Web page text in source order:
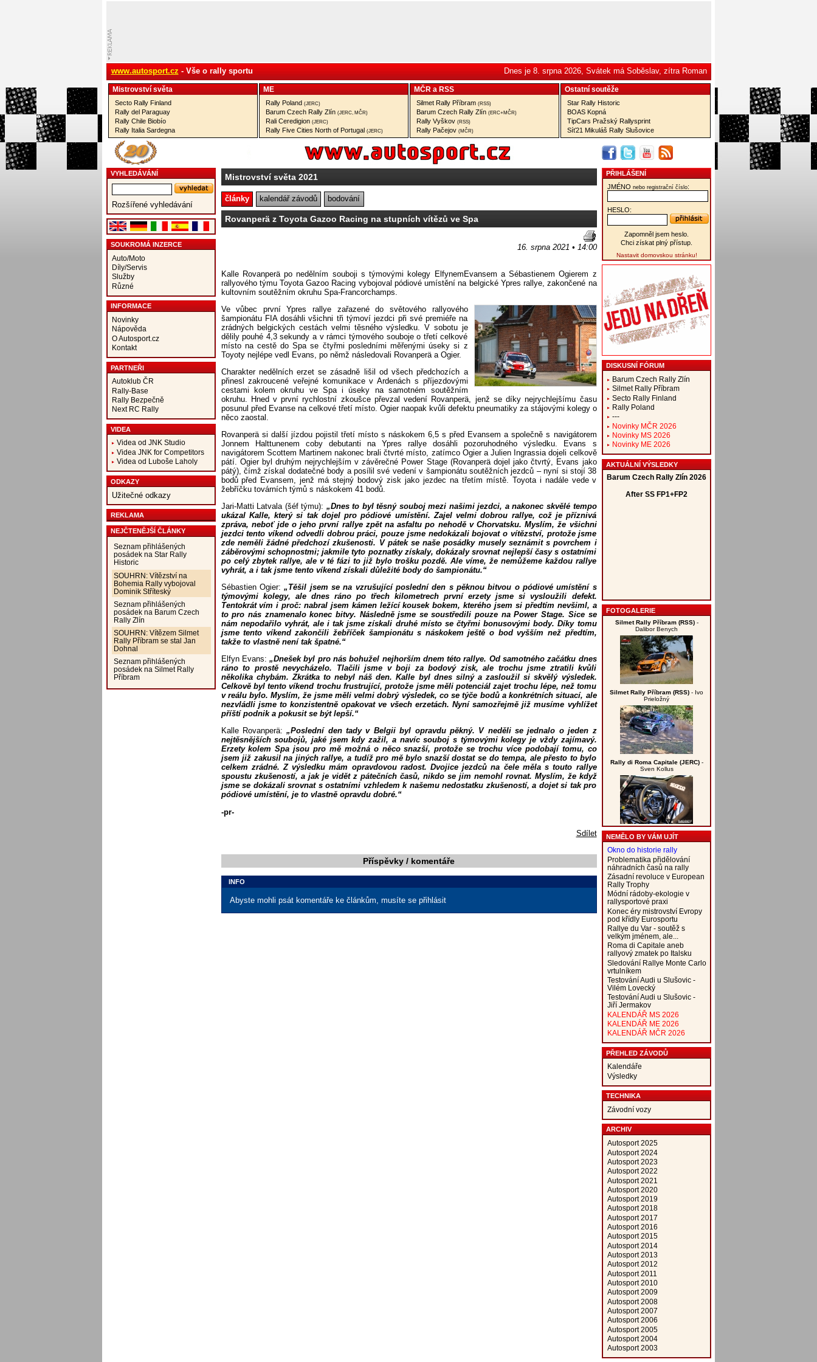
www.autosport.cz - Vše o rally sportu Dnes je 8. srpna 2026, Svátek má Soběslav, zítra Roman
Mistrovství­ světa
Secto Rally Finland
Rally del Paraguay
Rally Chile Biobío
Rally Italia Sardegna
ME
Rally Poland (JERC)
Barum Czech Rally Zlín (JERC, MČR)
Rali Ceredigion (JERC)
Rally Five Cities North of Portugal (JERC)
MČR a RSS
Silmet Rally Příbram (RSS)
Barum Czech Rally Zlín (ERC+MČR)
Rally Vyškov (RSS)
Rally Pačejov (MČR)
Ostatní­ soutěže
Star Rally Historic
BOAS Kopná
TipCars Pražský Rallysprint
Síť21 Mikuláš Rally Slušovice
VYHLEDÁVÁNÍ
Rozšířené vyhledávání
SOUKROMÁ INZERCE
Auto/Moto
Díly/Servis
Služby
Různé
INFORMACE
Novinky
Nápověda
O Autosport.cz
Kontakt
PARTNEŘI
Autoklub ČR
Rally-Base
Rally Bezpečně
Next RC Rally
VIDEA
Videa od JNK Studio
Videa JNK for Competitors
Videa od Luboše Laholy
ODKAZY
Užitečné odkazy
REKLAMA
NEJČTENĚJŠÍ ČLÁNKY
Seznam přihlášených
posádek na Star Rally
Historic
SOUHRN: Vítězství na
Bohemia Rally vybojoval
Dominik Stříteský
Seznam přihlášených
posádek na Barum Czech
Rally Zlín
SOUHRN: Vítězem Silmet
Rally Příbram se stal Jan
Dohnal
Seznam přihlášených
posádek na Silmet Rally
Příbram
Mistrovství světa 2021
články kalendář závodů bodování
Rovanperä z Toyota Gazoo Racing na stupních vítězů ve Spa
16. srpna 2021 • 14:00
Kalle Rovanperä po nedělním souboji s týmovými kolegy ElfynemEvansem a Sébastienem Ogierem z
rallyového týmu Toyota Gazoo Racing vybojoval pódiové umístění na belgické Ypres rallye, zakončené na
kultovním soutěžním okruhu Spa-Francorchamps.
Ve vůbec první Ypres rallye zařazené do světového rallyového
šampionátu FIA dosáhli všichni tři týmoví jezdci při své premiéře na
zrádných belgických cestách velmi těsného výsledku. V sobotu je
dělily pouhé 4,3 sekundy a v rámci týmového souboje o třetí celkové
místo na cestě do Spa se čtyřmi posledními měřenými úseky si z
Toyoty nejlépe vedl Evans, po němž následovali Rovanperä a Ogier.
Charakter nedělních erzet se zásadně lišil od všech předchozích a
přinesl zakroucené veřejné komunikace v Ardenách s příjezdovými
cestami kolem okruhu ve Spa i úseky na samotném soutěžním
okruhu. Hned v první rychlostní zkoušce převzal vedení Rovanperä, jenž se díky nejrychlejšímu času
posunul před Evanse na celkové třetí místo. Ogier naopak kvůli defektu pneumatiky za stájovými kolegy o
něco zaostal.
Rovanperä si další jízdou pojistil třetí místo s náskokem 6,5 s před Evansem a společně s navigátorem
Jonnem Halttunenem coby debutanti na Ypres rallye dosáhli pozoruhodného výsledku. Evans s
navigátorem Scottem Martinem nakonec brali čtvrté místo, zatímco Ogier a Julien Ingrassia dojeli celkově
pátí. Ogier byl druhým nejrychlejším v závěrečné Power Stage (Rovanperä dojel jako čtvrtý, Evans jako
pátý), čímž získal dodatečné body a posílil své vedení v šampionátu soutěžních jezdců – nyní si stojí 38
bodů před Evansem, jenž má stejný bodový zisk jako jezdec na třetím místě. Toyota i nadále vede v
žebříčku továrních týmů s náskokem 41 bodů.
Jari-Matti Latvala (šéf týmu): „Dnes to byl těsný souboj mezi našimi jezdci, a nakonec skvělé tempo
ukázal Kalle, který si tak dojel pro pódiové umístění. Zajel velmi dobrou rallye, což je příznivá
zpráva, neboť jde o jeho první rallye zpět na asfaltu po nehodě v Chorvatsku. Myslím, že všichni
jezdci tento víkend odvedli dobrou práci, pouze jsme nedokázali bojovat o vítězství, protože jsme
zde neměli žádné předchozí zkušenosti. V pátek se naše posádky musely seznámit s povrchem i
záběrovými schopnostmi; jakmile tyto poznatky získaly, dokázaly srovnat nejlepší časy s ostatními
po celý zbytek rallye, ale v té fázi to již bylo trošku pozdě. Ale víme, že nemůžeme každou rallye
vyhrát, a i tak jsme tento víkend získali důležité body do šampionátu.“
Sébastien Ogier:„Těšil jsem se na vzrušující poslední den s pěknou bitvou o pódiové umístění s
týmovými kolegy, ale dnes ráno po třech kilometrech první erzety jsme si vysloužili defekt.
Tentokrát vím i proč: nabral jsem kámen ležící kousek bokem, kterého jsem si předtím nevšiml, a
to pro nás znamenalo konec bitvy. Následně jsme se soustředili pouze na Power Stage. Sice se
nám nepodařilo vyhrát, ale i tak jsme získali druhé místo se čtyřmi bonusovými body. Díky tomu
jsme tento víkend zakončili žebříček šampionátu s náskokem ještě o bod vyšším než předtím,
takže to vlastně není tak špatné.“
Elfyn Evans:„Dnešek byl pro nás bohužel nejhorším dnem této rallye. Od samotného začátku dnes
ráno to prostě nevycházelo. Tlačili jsme v boji za bodový zisk, ale trochu jsme ztratili kvůli
několika chybám. Zkrátka to nebyl náš den. Kalle byl dnes silný a zasloužil si skvělý výsledek.
Celkově byl tento víkend trochu frustrující, protože jsme měli potenciál zajet trochu lépe, než tomu
v reálu bylo. Myslím, že jsme měli velmi dobrý výsledek, co se týče bodů a konkrétních situací, ale
nezvládli jsme to konzistentně opakovat ve všech erzetách. Nyní samozřejmě již musíme vyhlížet
příští podnik a pokusit se být lepší.“
Kalle Rovanperä:„Poslední den tady v Belgii byl opravdu pěkný. V neděli se jednalo o jeden z
nejtěsnějších soubojů, jaké jsem kdy zažil, a navíc souboj s týmovými kolegy je vždy zajímavý.
Erzety kolem Spa jsou pro mě možná o něco snazší, protože se trochu více podobají tomu, co
jsem již zakusil na jiných rallye, a tudíž pro mě bylo snazší dostat se do tempa, ale přesto to bylo
celkem zrádné. Z výsledku mám opravdovou radost. Dvojice jezdců na čele měla s touto rallye
spoustu zkušeností, a jak je vidět z pátečních časů, nikdo se jim nemohl rovnat. Myslím, že když
jsme se dokázali srovnat s ostatními vzhledem k našemu nedostatku zkušeností, a dojet si tak pro
pódiové umístění, je to vlastně opravdu dobré.“
-pr-
Sdílet
Příspěvky / komentáře
INFO
Abyste mohli psát komentáře ke článkům, musíte se přihlásit
PŘIHLÁŠENÍ
JMÉNO nebo registrační číslo:
HESLO:
Zapomněl jsem heslo.
Chci získat plný přístup.
Nastavit domovskou stránku!
DISKUSNÍ FÓRUM
Barum Czech Rally Zlín
Silmet Rally Příbram
Secto Rally Finland
Rally Poland
---
Novinky MČR 2026
Novinky MS 2026
Novinky ME 2026
AKTUÁLNÍ VÝSLEDKY
FOTOGALERIE
Silmet Rally Příbram (RSS)-
Dalibor Benych
Silmet Rally Příbram (RSS) - Ivo
Prieložný
Rally di Roma Capitale (JERC)-
Sven Kollus
NEMĚLO BY VÁM UJÍT
Okno do historie rally
Problematika přidělování
náhradních časů na rally
Zásadní revoluce v European
Rally Trophy
Módní rádoby-ekologie v
rallysportové praxi
Konec éry mistrovství Evropy
pod křídly Eurosportu
Rallye du Var - soutěž s
velkým jménem, ale...
Roma di Capitale aneb
rallyový zmatek po Italsku
Sledování Rallye Monte Carlo
vrtulníkem
Testování Audi u Slušovic -
Vilém Lovecký
Testování Audi u Slušovic -
Jiří Jermakov
KALENDÁŘ MS 2026
KALENDÁŘ ME 2026
KALENDÁŘ MČR 2026
PŘEHLED ZÁVODŮ
Kalendáře
Výsledky
TECHNIKA
Závodní vozy
ARCHIV
Autosport 2025
Autosport 2024
Autosport 2023
Autosport 2022
Autosport 2021
Autosport 2020
Autosport 2019
Autosport 2018
Autosport 2017
Autosport 2016
Autosport 2015
Autosport 2014
Autosport 2013
Autosport 2012
Autosport 2011
Autosport 2010
Autosport 2009
Autosport 2008
Autosport 2007
Autosport 2006
Autosport 2005
Autosport 2004
Autosport 2003